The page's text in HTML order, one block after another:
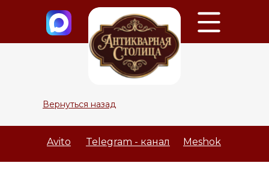
Вернуться назад
Meshok
Avito Telegram - канал